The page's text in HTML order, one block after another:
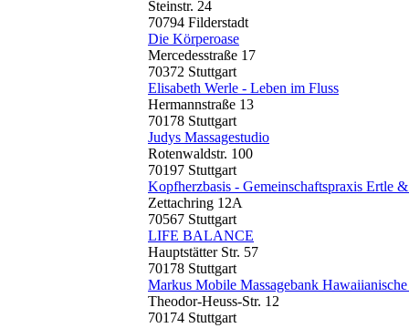
Steinstr. 24
70794 Filderstadt
Die Körperoase
Mercedesstraße 17
70372 Stuttgart
Elisabeth Werle - Leben im Fluss
Hermannstraße 13
70178 Stuttgart
Judys Massagestudio
Rotenwaldstr. 100
70197 Stuttgart
Kopfherzbasis - Gemeinschaftspraxis Ertle
Zettachring 12A
70567 Stuttgart
LIFE BALANCE
Hauptstätter Str. 57
70178 Stuttgart
Markus Mobile Massagebank Hawaiianische
Theodor-Heuss-Str. 12
70174 Stuttgart